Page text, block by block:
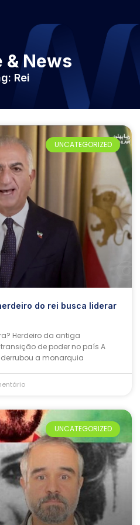
News
Rei
UNCATEGORIZED
do rei busca liderar
Herdeiro da antiga
de poder no país A
a monarquia
UNCATEGORIZED